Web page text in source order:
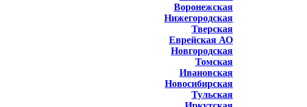
Воронежская
Нижегородская
Тверская
Еврейская АО
Новгородская
Томская
Ивановская
Новосибирская
Тульская